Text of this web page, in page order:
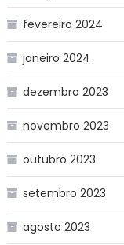
fevereiro 2024
janeiro 2024
dezembro 2023
novembro 2023
outubro 2023
setembro 2023
agosto 2023